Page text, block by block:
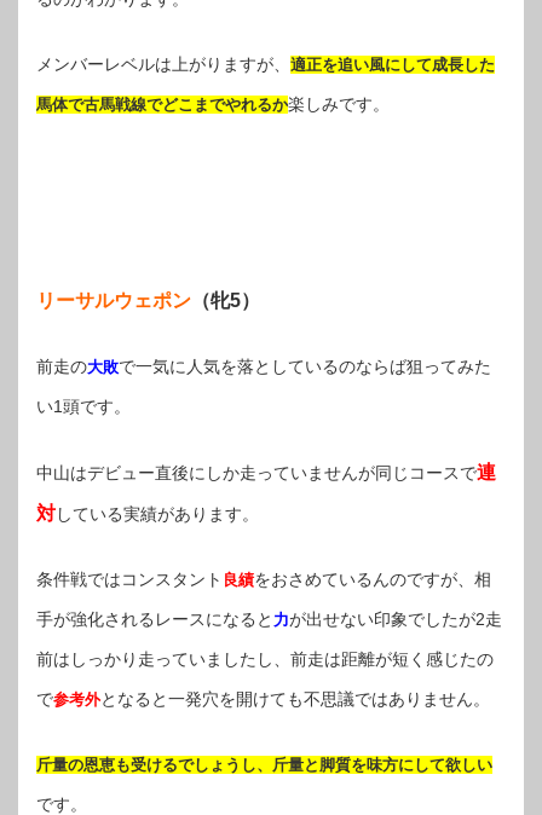
メンバーレベルは上がりますが、 適正を追い風にして成長した
馬体で古馬戦線でどこまでやれるか楽しみです。
リーサルウェポン （牝5）
前走の大敗で一気に人気を落としているのならば狙ってみた
い1頭です。
中山はデビュー直後にしか走っていませんが同じコースで連
対している実績があります。
条件戦ではコンスタント 良績をおさめているんのですが、相
手が強化されるレースになると 力が出せない印象でしたが2走
前はしっかり走っていましたし、前走は距離が短く感じたの
で参考外となると一発穴を開けても不思議ではありません。
斤量の恩恵も受けるでしょうし、斤量と脚質を味方にして欲しい
です。